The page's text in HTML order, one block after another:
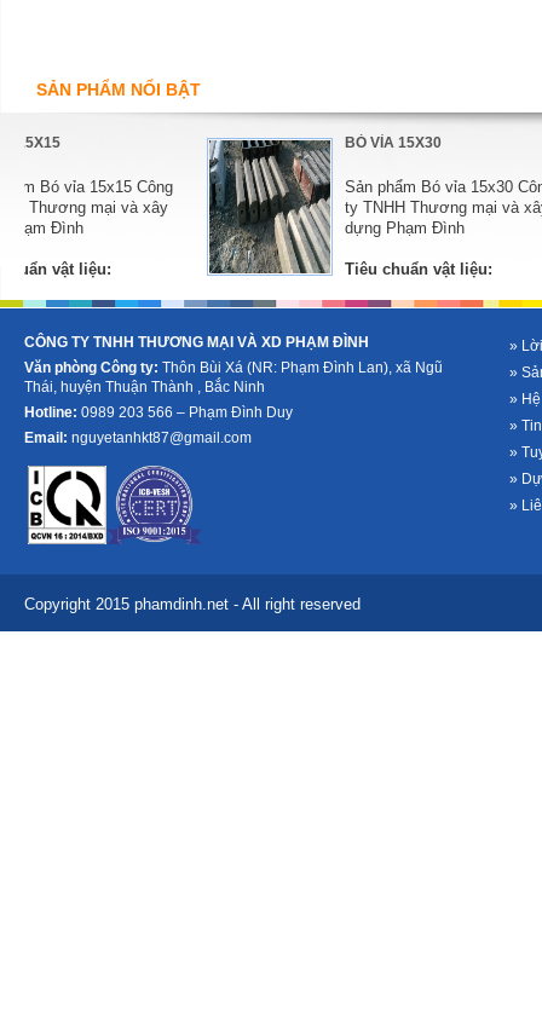
SẢN PHẨM NỔI BẬT
18X30
Bó vỉa 18x30 Công
Thương mại và xây
Đình
vật liệu:
cấp bởi các nhà
BÓ VỈA 18X40
Sản phẩm Bó vỉa 18x40 Công
ty TNHH Thương mại và xây
dựng Phạm Đình
Tiêu chuẩn vật liệu:
-Xi măng PCB-40: được cung cấp bởi các nhà
cung cấp uy tín,...
CÔNG TY TNHH THƯƠNG MẠI VÀ XD PHẠM ĐÌNH
Văn phòng Công ty: Thôn Bùi Xá (NR: Phạm Đình Lan), xã Ngũ
Thái, huyện Thuận Thành , Bắc Ninh
Hotline: 0989 203 566 – Phạm Đình Duy
Email: nguyetanhkt87@gmail.com
»
»
»
»
»
»
»
Copyright 2015 phamdinh.net - All right reserved